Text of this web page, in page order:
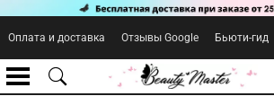
Оплата и доставка Отзывы Google Бьюти-гид